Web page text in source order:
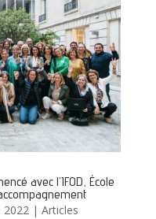
avec l’IFOD, École
2022| Articles